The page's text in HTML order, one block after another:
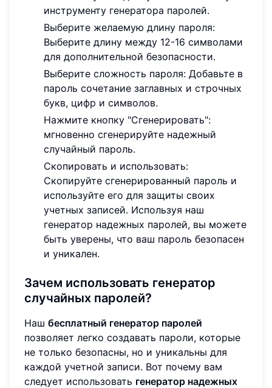
инструменту генератора паролей.
Выберите желаемую длину пароля:
Выберите длину между 12-16 символами
для дополнительной безопасности.
Выберите сложность пароля: Добавьте в
пароль сочетание заглавных и строчных
букв, цифр и символов.
Нажмите кнопку "Сгенерировать":
мгновенно сгенерируйте надежный
случайный пароль.
Скопировать и использовать:
Скопируйте сгенерированный пароль и
используйте его для защиты своих
учетных записей. Используя наш
генератор надежных паролей, вы можете
быть уверены, что ваш пароль безопасен
и уникален.
Зачем использовать генератор
случайных паролей?
Наш бесплатный генератор паролей
позволяет легко создавать пароли, которые
не только безопасны, но и уникальны для
каждой учетной записи. Вот почему вам
следует использовать генератор надежных